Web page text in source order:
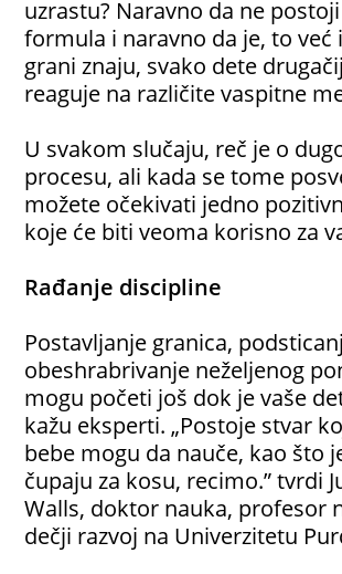
uzrastu? Naravno da ne
formula i naravno da je, to već
grani znaju, svako dete
reaguje na različite vaspitne
U svakom slučaju, reč je o
procesu, ali kada se tome
možete očekivati jedno
koje će biti veoma korisno za
Rađanje discipline
Postavljanje granica,
obeshrabrivanje neželjenog
mogu početi još dok je vaše
kažu eksperti. „Postoje stvar
bebe mogu da nauče, kao što
čupaju za kosu, recimo.” tvrdi
Walls, doktor nauka, profesor
dečji razvoj na Univerzitetu